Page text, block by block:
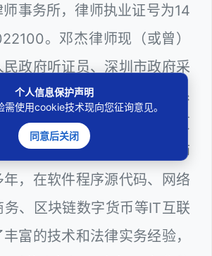
事务所，律师执业证号为14
。邓杰律师现（或曾）
政府听证员、深圳市政府采
律类），深圳市某区政府系
算机信息网络安全员、网页
程序员、服务器维护工程师
，在软件程序源代码、网络
务、区块链数字货币等IT互联
富的技术和法律实务经验，
个人信息保护声明
需使用cookie技术现向您征询意见。
同意后关闭